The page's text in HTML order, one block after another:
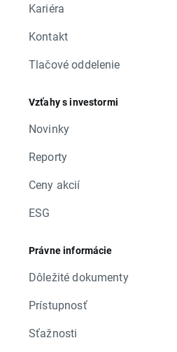
Kariéra
Kontakt
Tlačové oddelenie
Vzťahy s investormi
Novinky
Reporty
Ceny akcií
ESG
Právne informácie
Dôležité dokumenty
Prístupnosť
Sťažnosti